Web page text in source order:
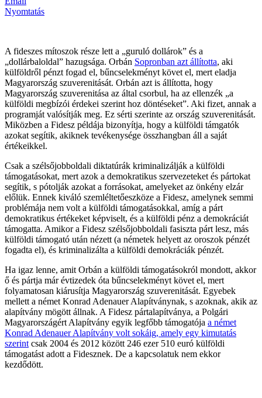
Nyomtatás
A fideszes mítoszok része lett a „guruló dollárok” és a
„dollárbaloldal” hazugsága. Orbán Sopronban azt állította, aki
külföldről pénzt fogad el, bűncselekményt követ el, mert eladja
Magyarország szuverenitását. Orbán azt is állította, hogy
Magyarország szuverenitása az által csorbul, ha az ellenzék „a
külföldi megbízói érdekei szerint hoz döntéseket”. Aki fizet, annak a
programját valósítják meg. Ez sérti szerinte az ország szuverenitását.
Miközben a Fidesz példája bizonyítja, hogy a külföldi támgatók
azokat segítik, akiknek tevékenysége összhangban áll a saját
értékeikkel.
Csak a szélsőjobboldali diktatúrák kriminalizálják a külföldi
támogatásokat, mert azok a demokratikus szervezeteket és pártokat
segítik, s pótolják azokat a forrásokat, amelyeket az önkény elzár
előlük. Ennek kiváló szemléltetőeszköze a Fidesz, amelynek semmi
problémája nem volt a külföldi támogatásokkal, amíg a párt
demokratikus értékeket képviselt, és a külföldi pénz a demokráciát
támogatta. Amikor a Fidesz szélsőjobboldali fasiszta párt lesz, más
külföldi támogató után nézett (a németek helyett az oroszok pénzét
fogadta el), és kriminalizálta a külföldi demokráciák pénzét.
Ha igaz lenne, amit Orbán a külföldi támogatásokról mondott, akkor
ő és pártja már évtizedek óta bűncselekményt követ el, mert
folyamatosan kiárusítja Magyarország szuverenitását. Egyebek
mellett a német Konrad Adenauer Alapítványnak, s azoknak, akik az
alapítvány mögött állnak. A Fidesz pártalapítványa, a Polgári
Magyarországért Alapítvány egyik legfőbb támogatója a német
Konrad Adenauer Alapítvány volt sokáig, amely egy kimutatás
szerint csak 2004 és 2012 között 246 ezer 510 euró külföldi
támogatást adott a Fidesznek. De a kapcsolatuk nem ekkor
kezdődött.